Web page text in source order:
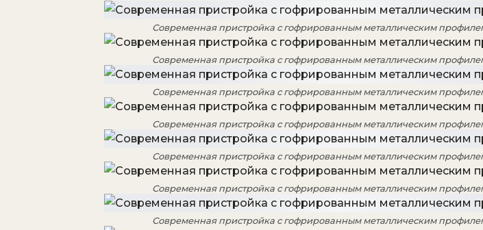
Современная пристройка с гофрированным металлическим
Современная пристройка с гофрированным металлическим
Современная пристройка с гофрированным металлическим
Современная пристройка с гофрированным металлическим
Современная пристройка с гофрированным металлическим
Современная пристройка с гофрированным металлическим
Современная пристройка с гофрированным металлическим